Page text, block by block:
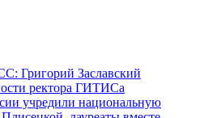
Григорий Заславский
ректора ГИТИСа
учредили национальную